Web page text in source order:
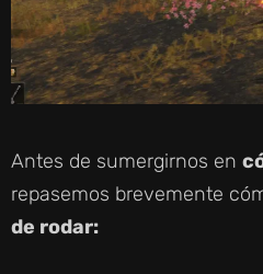
Antes de sumergirnos en
repasemos brevemente
de rodar: